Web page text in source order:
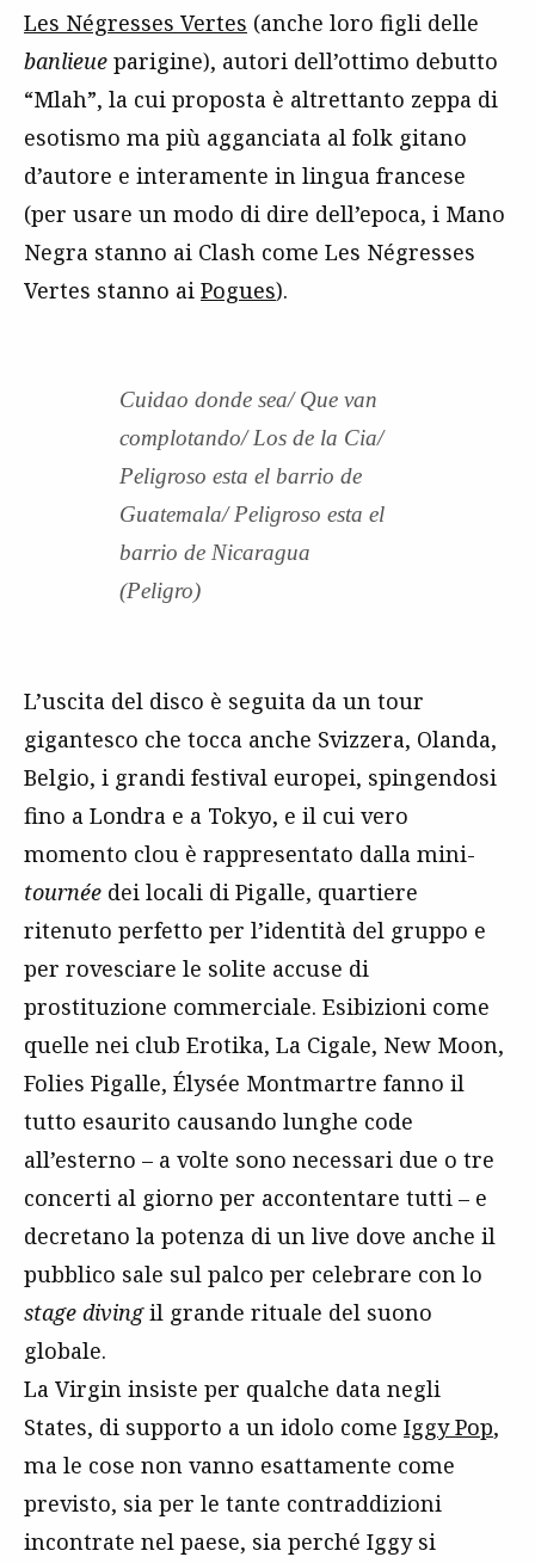
Les Négresses Vertes (anche loro figli delle
banlieue parigine), autori dell’ottimo debutto
“Mlah”, la cui proposta è altrettanto zeppa di
esotismo ma più agganciata al folk gitano
d’autore e interamente in lingua francese
(per usare un modo di dire dell’epoca, i Mano
Negra stanno ai Clash come Les Négresses
Vertes stanno ai Pogues).
Cuidao donde sea/ Que van
complotando/ Los de la Cia/
Peligroso esta el barrio de
Guatemala/ Peligroso esta el
barrio de Nicaragua
(Peligro)
L’uscita del disco è seguita da un tour
gigantesco che tocca anche Svizzera, Olanda,
Belgio, i grandi festival europei, spingendosi
fino a Londra e a Tokyo, e il cui vero
momento clou è rappresentato dalla mini-
tournée dei locali di Pigalle, quartiere
ritenuto perfetto per l’identità del gruppo e
per rovesciare le solite accuse di
prostituzione commerciale. Esibizioni come
quelle nei club Erotika, La Cigale, New Moon,
Folies Pigalle, Élysée Montmartre fanno il
tutto esaurito causando lunghe code
all’esterno – a volte sono necessari due o tre
concerti al giorno per accontentare tutti – e
decretano la potenza di un live dove anche il
pubblico sale sul palco per celebrare con lo
stage divingil grande rituale del suono
globale.
La Virgin insiste per qualche data negli
States, di supporto a un idolo come Iggy Pop,
ma le cose non vanno esattamente come
previsto, sia per le tante contraddizioni
incontrate nel paese, sia perché Iggy si